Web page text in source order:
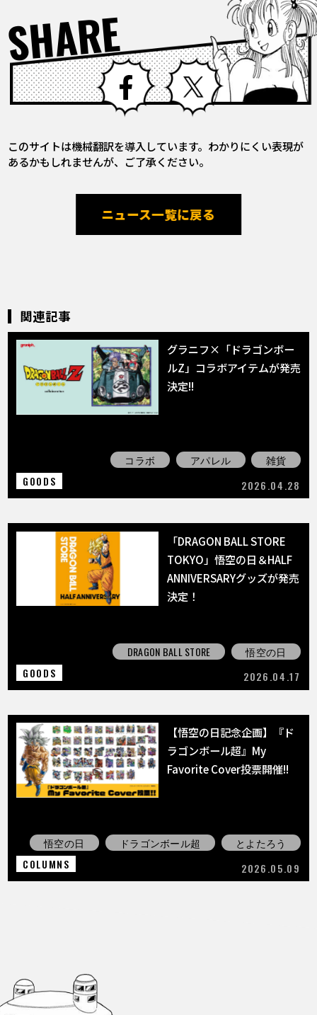
SHARE Facebook X
このサイトは機械翻訳を導入しています。わかりにくい表現が
あるかもしれませんが、ご了承ください。
ニュース一覧に戻る
関連記事
グラニフ×「ドラゴンボー
ルZ」コラボアイテムが発売
決定!!
コラボ アパレル
雑貨
GOODS
2026.04.28
「DRAGON BALL STORE
TOKYO」悟空の日＆HALF
ANNIVERSARYグッズが発売
決定！
DRAGON BALL STORE
悟空の日
GOODS
2026.04.17
【悟空の日記念企画】『ド
ラゴンボール超』My
Favorite Cover投票開催!!
悟空の日 ドラゴンボール超
とよたろう
COLUMNS
2026.05.09